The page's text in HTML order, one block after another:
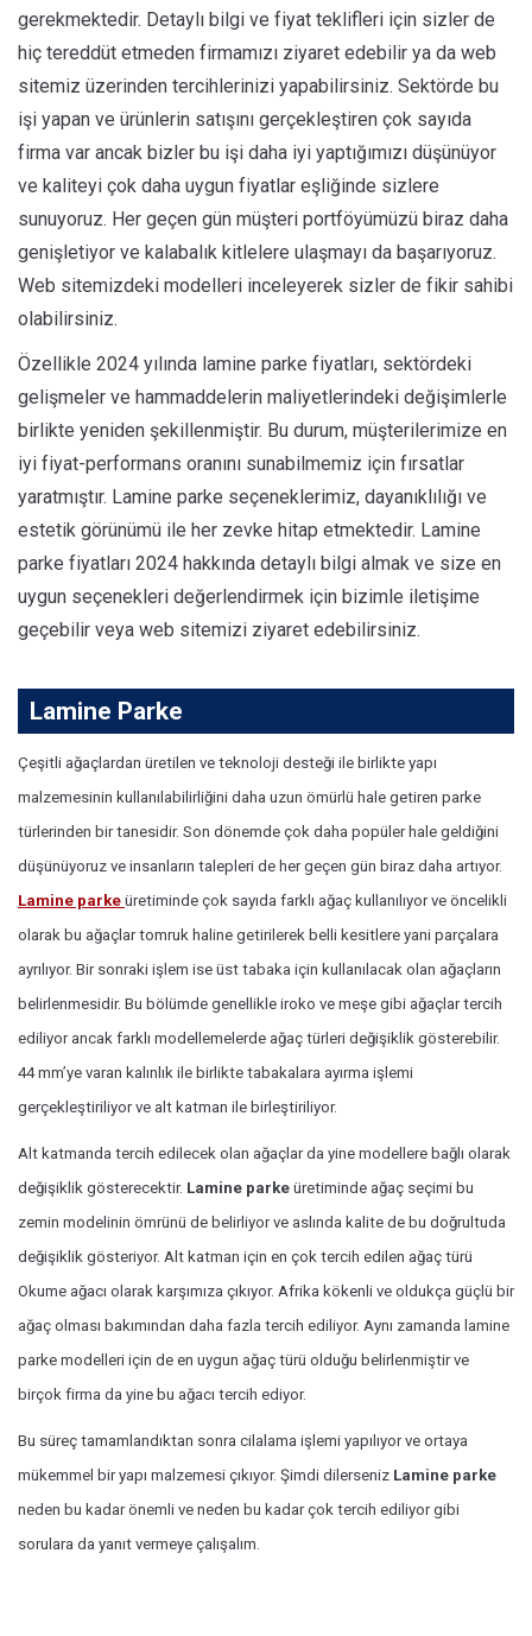
gerekmektedir. Detaylı bilgi ve fiyat teklifleri için sizler de
hiç tereddüt etmeden firmamızı ziyaret edebilir ya da web
sitemiz üzerinden tercihlerinizi yapabilirsiniz. Sektörde bu
işi yapan ve ürünlerin satışını gerçekleştiren çok sayıda
firma var ancak bizler bu işi daha iyi yaptığımızı düşünüyor
ve kaliteyi çok daha uygun fiyatlar eşliğinde sizlere
sunuyoruz. Her geçen gün müşteri portföyümüzü biraz daha
genişletiyor ve kalabalık kitlelere ulaşmayı da başarıyoruz.
Web sitemizdeki modelleri inceleyerek sizler de fikir sahibi
olabilirsiniz.
Özellikle 2024 yılında lamine parke fiyatları, sektördeki
gelişmeler ve hammaddelerin maliyetlerindeki değişimlerle
birlikte yeniden şekillenmiştir. Bu durum, müşterilerimize en
iyi fiyat-performans oranını sunabilmemiz için fırsatlar
yaratmıştır. Lamine parke seçeneklerimiz, dayanıklılığı ve
estetik görünümü ile her zevke hitap etmektedir. Lamine
parke fiyatları 2024 hakkında detaylı bilgi almak ve size en
uygun seçenekleri değerlendirmek için bizimle iletişime
geçebilir veya web sitemizi ziyaret edebilirsiniz.
Lamine Parke
Çeşitli ağaçlardan üretilen ve teknoloji desteği ile birlikte yapı
malzemesinin kullanılabilirliğini daha uzun ömürlü hale getiren parke
türlerinden bir tanesidir. Son dönemde çok daha popüler hale geldiğini
düşünüyoruz ve insanların talepleri de her geçen gün biraz daha artıyor.
Lamine parke üretiminde çok sayıda farklı ağaç kullanılıyor ve öncelikli
olarak bu ağaçlar tomruk haline getirilerek belli kesitlere yani parçalara
ayrılıyor. Bir sonraki işlem ise üst tabaka için kullanılacak olan ağaçların
belirlenmesidir. Bu bölümde genellikle iroko ve meşe gibi ağaçlar tercih
ediliyor ancak farklı modellemelerde ağaç türleri değişiklik gösterebilir.
44 mm’ye varan kalınlık ile birlikte tabakalara ayırma işlemi
gerçekleştiriliyor ve alt katman ile birleştiriliyor.
Alt katmanda tercih edilecek olan ağaçlar da yine modellere bağlı olarak
değişiklik gösterecektir. Lamine parke üretiminde ağaç seçimi bu
zemin modelinin ömrünü de belirliyor ve aslında kalite de bu doğrultuda
değişiklik gösteriyor. Alt katman için en çok tercih edilen ağaç türü
Okume ağacı olarak karşımıza çıkıyor. Afrika kökenli ve oldukça güçlü bir
ağaç olması bakımından daha fazla tercih ediliyor. Aynı zamanda lamine
parke modelleri için de en uygun ağaç türü olduğu belirlenmiştir ve
birçok firma da yine bu ağacı tercih ediyor.
Bu süreç tamamlandıktan sonra cilalama işlemi yapılıyor ve ortaya
mükemmel bir yapı malzemesi çıkıyor. Şimdi dilerseniz Lamine parke
neden bu kadar önemli ve neden bu kadar çok tercih ediliyor gibi
sorulara da yanıt vermeye çalışalım.